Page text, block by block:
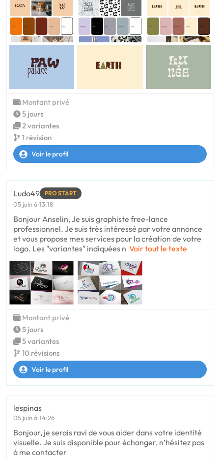
Montant privé
5 jours
2 variantes
1 révision
Voir le profil
Ludo49 PRO START
05 juin à 13:18
Bonjour Anselin, Je suis graphiste free-lance
professionnel. Je suis très intéressé par votre annonce
et vous propose mes services pour la création de votre
logo. Les "variantes" indiquées n Voir tout le texte
Montant privé
5 jours
5 variantes
10 révisions
Voir le profil
lespinas
05 juin à 14:26
Bonjour, je serais ravi de vous aider dans votre identité
visuelle. Je suis disponible pour échanger, n’hésitez pas
à me contacter